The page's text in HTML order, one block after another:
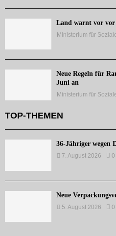
Land warnt vor vor
Ministerium für
Neue Regeln für
Juni an
Ministerium für
TOP-THEMEN
36-Jähriger wegen
7. August 2026 0
Neue
5. August 2026 0